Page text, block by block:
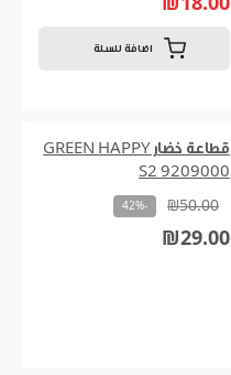
اضافة للسلة
قطاعة خضار GREEN HAPPY
S2 9209000
₪50.00
-42%
₪29.00